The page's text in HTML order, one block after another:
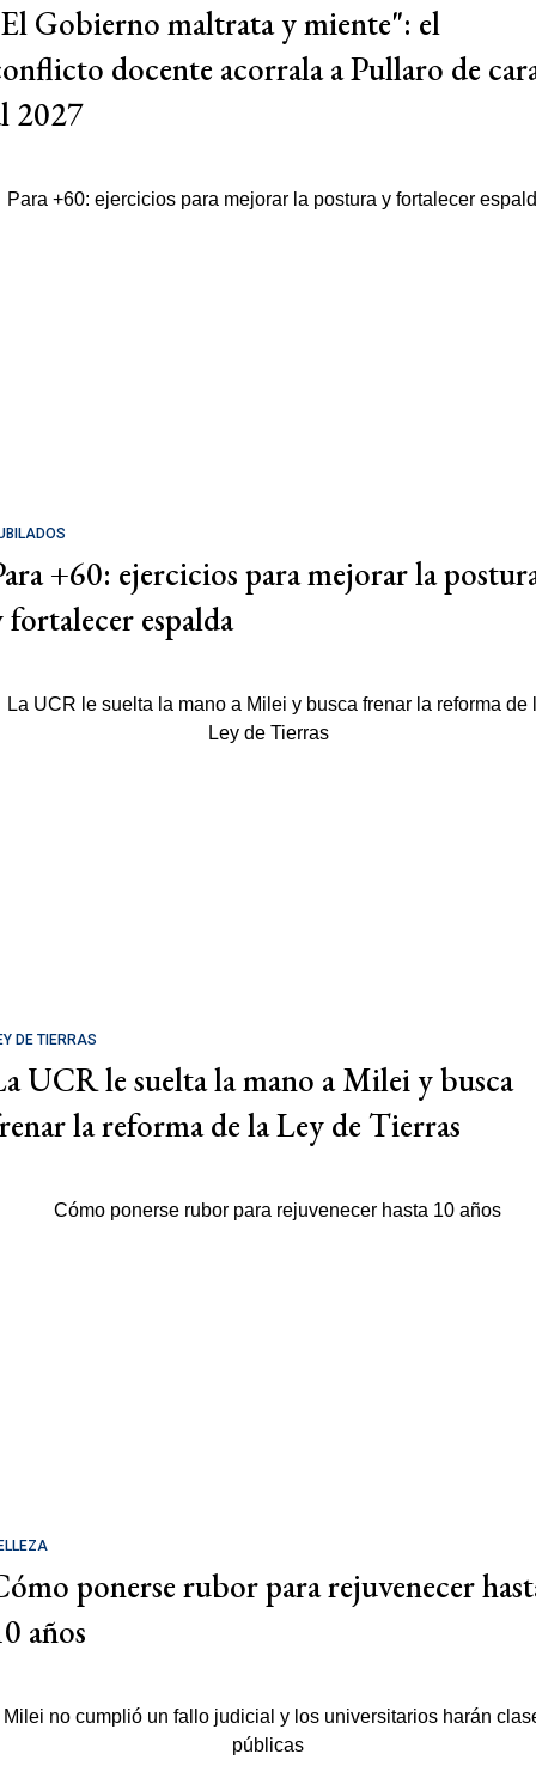
Gobierno maltrata y miente": el
docente acorrala a Pullaro de
2027
+60: ejercicios para mejorar la
fortalecer espalda
DE TIERRAS
UCR le suelta la mano a Milei y busca
la reforma de la Ley de Tierras
ponerse rubor para rejuvenecer
años